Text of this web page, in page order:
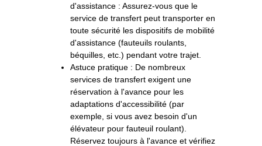
d'assistance : Assurez-vous que le
service de transfert peut transporter en
toute sécurité les dispositifs de mobilité
d'assistance (fauteuils roulants,
béquilles, etc.) pendant votre trajet.
Astuce pratique : De nombreux
services de transfert exigent une
réservation à l'avance pour les
adaptations d'accessibilité (par
exemple, si vous avez besoin d'un
élévateur pour fauteuil roulant).
Réservez toujours à l'avance et vérifiez